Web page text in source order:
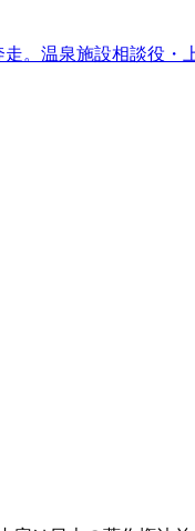
。温泉施設相談役・